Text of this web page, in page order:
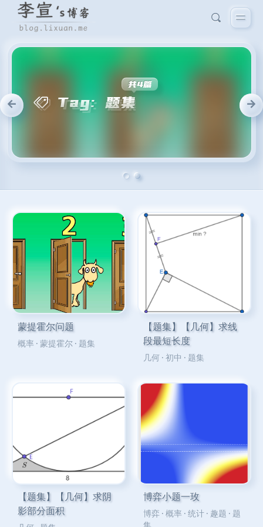
蒙提霍尔问题
概率 · 蒙提霍尔 · 题集
【题集】【几何】求线
段最短长度
几何 · 初中 · 题集
【题集】【几何】求阴
影部分面积
博弈小题一玫
博弈 · 概率 · 统计 · 趣题 · 题